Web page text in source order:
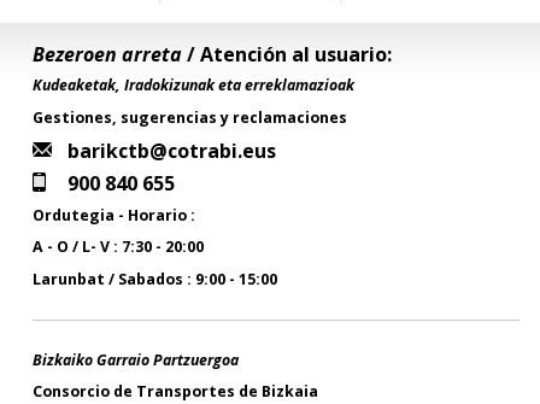
Bezeroen arreta/ Atención al usuario:
Kudeaketak, Iradokizunak eta erreklamazioak
Gestiones, sugerencias y reclamaciones
barikctb@cotrabi.eus
900 840 655
Ordutegia - Horario :
A - O / L- V : 7:30 - 20:00
Larunbat / Sabados : 9:00 - 15:00
Bizkaiko Garraio Partzuergoa
Consorcio de Transportes de Bizkaia